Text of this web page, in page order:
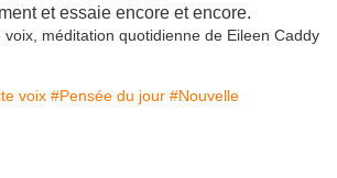
et essaie encore et encore.
voix, méditation quotidienne de Eileen Caddy
voix #Pensée du jour #Nouvelle